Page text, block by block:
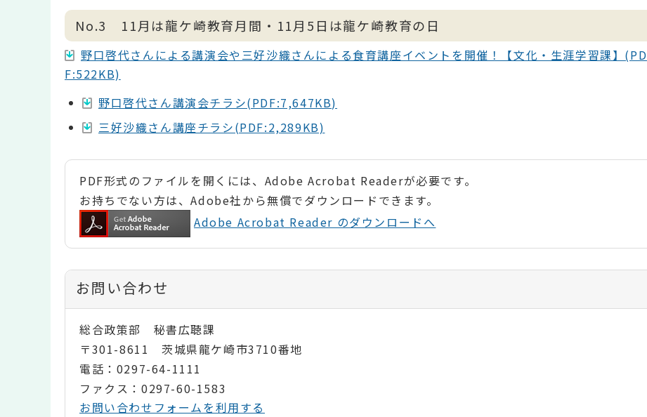
No.3 11月は龍ケ崎教育月間・11月5日は龍ケ崎教育の日
野口啓代さんによる講演会や三好沙織さんによる食育講座イベントを開催！【文化・生涯学習課】(PD
F:522KB)
野口啓代さん講演会チラシ(PDF:7,647KB)
三好沙織さん講座チラシ(PDF:2,289KB)
PDF形式のファイルを開くには、Adobe Acrobat Readerが必要です。
お持ちでない方は、Adobe社から無償でダウンロードできます。
Adobe Acrobat Reader のダウンロードへ
お問い合わせ
総合政策部 秘書広聴課
〒301-8611 茨城県龍ケ崎市3710番地
電話：0297-64-1111
ファクス：0297-60-1583
お問い合わせフォームを利用する